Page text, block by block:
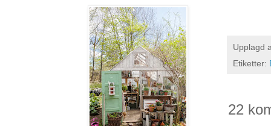
Upplagd
Etiketter:
22